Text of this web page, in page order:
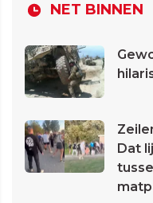
NET BINNEN
Dat